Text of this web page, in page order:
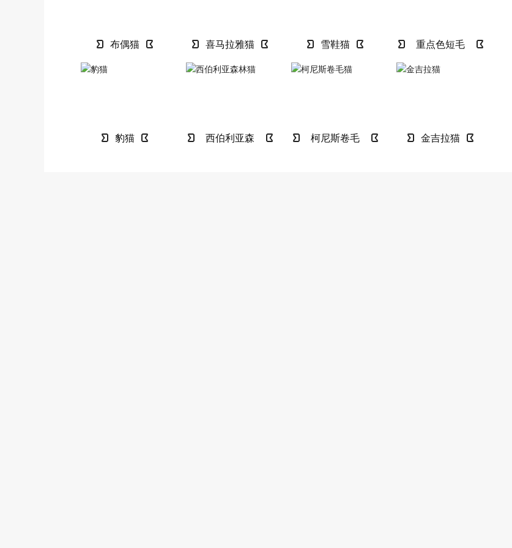
布偶猫 喜马拉雅猫 雪鞋猫
重点色短毛
豹猫
西伯利亚森
柯尼斯卷毛
金吉拉猫